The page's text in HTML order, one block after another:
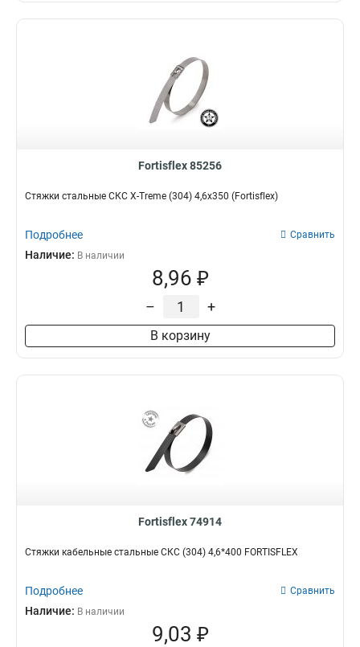
Fortisflex 85256
Стяжки стальные СКС X-Treme (304) 4,6х350 (Fortisflex)
Подробнее Сравнить
Наличие: В наличии
8,96 ₽
– +
В корзину
Fortisflex 74914
Стяжки кабельные стальные СКС (304) 4,6*400 FORTISFLEX
Подробнее Сравнить
Наличие: В наличии
9,03 ₽